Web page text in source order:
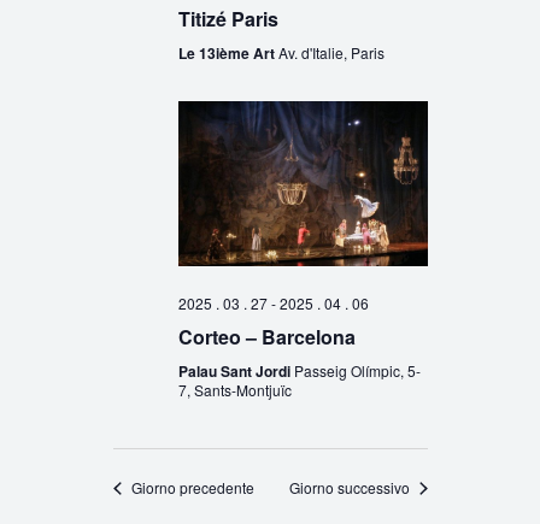
Titizé Paris
Le 13ième ArtAv. d'Italie, Paris
2025 . 03 . 27-2025 . 04 . 06
Corteo – Barcelona
Palau Sant Jordi Passeig Olímpic, 5-
7, Sants-Montjuïc
Giorno precedente Giorno successivo